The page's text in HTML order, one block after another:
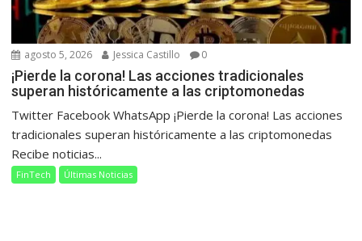
agosto 5, 2026 Jessica Castillo 0
¡Pierde la corona! Las acciones tradicionales
superan históricamente a las criptomonedas
Twitter Facebook WhatsApp ¡Pierde la corona! Las acciones
tradicionales superan históricamente a las criptomonedas
Recibe noticias...
FinTech Últimas Noticias